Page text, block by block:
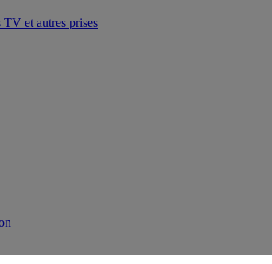
et autres prises